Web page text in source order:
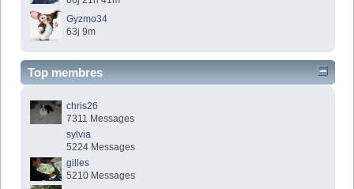
Gyzmo34
63j 9m
Top membres
chris26
7311 Messages
sylvia
5224 Messages
gilles
5210 Messages